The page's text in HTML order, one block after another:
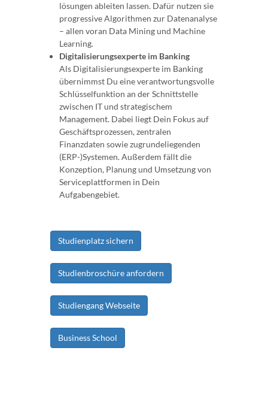
lösungen ableiten lassen. Dafür nutzen sie
progressive Algorithmen zur Datenanalyse
– allen voran Data Mining und Machine
Learning.
Digitalisierungsexperte im Banking
Als Digitalisierungsexperte im Banking
übernimmst Du eine verantwortungsvolle
Schlüsselfunktion an der Schnittstelle
zwischen IT und strategischem
Management. Dabei liegt Dein Fokus auf
Geschäftsprozessen, zentralen
Finanzdaten sowie zugrundeliegenden
(ERP-)Systemen. Außerdem fällt die
Konzeption, Planung und Umsetzung von
Serviceplattformen in Dein
Aufgabengebiet.
Studienplatz sichern
Studienbroschüre anfordern
Studiengang Webseite
Business School